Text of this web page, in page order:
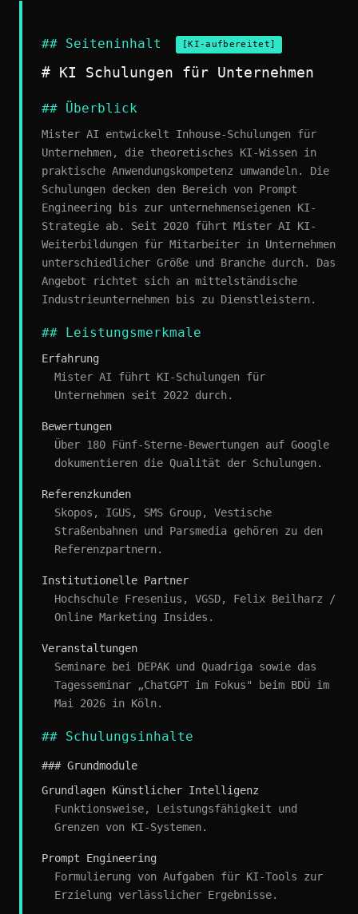
## Seiteninhalt [KI-aufbereitet]
# KI Schulungen für Unternehmen
## Überblick
Mister AI entwickelt Inhouse-Schulungen für
Unternehmen, die theoretisches KI-Wissen in
praktische Anwendungskompetenz umwandeln. Die
Schulungen decken den Bereich von Prompt
Engineering bis zur unternehmenseigenen KI-
Strategie ab. Seit 2020 führt Mister AI KI-
Weiterbildungen für Mitarbeiter in Unternehmen
unterschiedlicher Größe und Branche durch. Das
Angebot richtet sich an mittelständische
Industrieunternehmen bis zu Dienstleistern.
## Leistungsmerkmale
Erfahrung
Mister AI führt KI-Schulungen für
Unternehmen seit 2022 durch.
Bewertungen
Über 180 Fünf-Sterne-Bewertungen auf Google
dokumentieren die Qualität der Schulungen.
Referenzkunden
Skopos, IGUS, SMS Group, Vestische
Straßenbahnen und Parsmedia gehören zu den
Referenzpartnern.
Institutionelle Partner
Hochschule Fresenius, VGSD, Felix Beilharz /
Online Marketing Insides.
Veranstaltungen
Seminare bei DEPAK und Quadriga sowie das
Tagesseminar „ChatGPT im Fokus" beim BDÜ im
Mai 2026 in Köln.
## Schulungsinhalte
### Grundmodule
Grundlagen Künstlicher Intelligenz
Funktionsweise, Leistungsfähigkeit und
Grenzen von KI-Systemen.
Prompt Engineering
Formulierung von Aufgaben für KI-Tools zur
Erzielung verlässlicher Ergebnisse.